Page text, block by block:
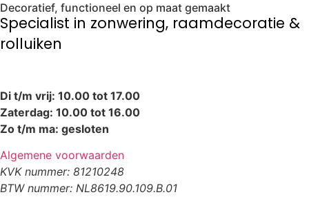
Decoratief, functioneel en op maat gemaakt
Specialist in zonwering, raamdecoratie &
rolluiken
Di t/m vrij: 10.00 tot 17.00
Zaterdag: 10.00 tot 16.00
Zo t/m ma: gesloten
Algemene voorwaarden
KVK nummer: 81210248
BTW nummer: NL8619.90.109.B.01